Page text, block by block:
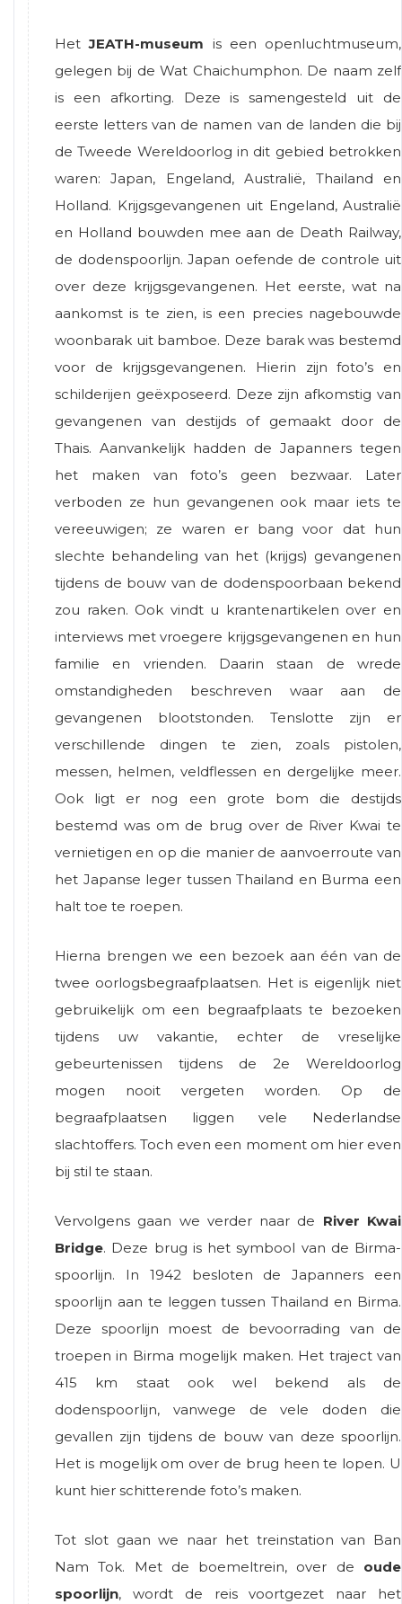
HetJEATH-museum is een openluchtmuseum,
gelegen bij de Wat Chaichumphon. De naam zelf
is een afkorting. Deze is samengesteld uit de
eerste letters van de namen van de landen die bij
de Tweede Wereldoorlog in dit gebied betrokken
waren: Japan, Engeland, Australië, Thailand en
Holland. Krijgsgevangenen uit Engeland, Australië
en Holland bouwden mee aan de Death Railway,
de dodenspoorlijn. Japan oefende de controle uit
over deze krijgsgevangenen. Het eerste, wat na
aankomst is te zien, is een precies nagebouwde
woonbarak uit bamboe. Deze barak was bestemd
voor de krijgsgevangenen. Hierin zijn foto’s en
schilderijen geëxposeerd. Deze zijn afkomstig van
gevangenen van destijds of gemaakt door de
Thais. Aanvankelijk hadden de Japanners tegen
het maken van foto’s geen bezwaar. Later
verboden ze hun gevangenen ook maar iets te
vereeuwigen; ze waren er bang voor dat hun
slechte behandeling van het (krijgs) gevangenen
tijdens de bouw van de dodenspoorbaan bekend
zou raken. Ook vindt u krantenartikelen over en
interviews met vroegere krijgsgevangenen en hun
familie en vrienden. Daarin staan de wrede
omstandigheden beschreven waar aan de
gevangenen blootstonden. Tenslotte zijn er
verschillende dingen te zien, zoals pistolen,
messen, helmen, veldflessen en dergelijke meer.
Ook ligt er nog een grote bom die destijds
bestemd was om de brug over de River Kwai te
vernietigen en op die manier de aanvoerroute van
het Japanse leger tussen Thailand en Burma een
halt toe te roepen.
Hierna brengen we een bezoek aan één van de
twee oorlogsbegraafplaatsen. Het is eigenlijk niet
gebruikelijk om een begraafplaats te bezoeken
tijdens uw vakantie, echter de vreselijke
gebeurtenissen tijdens de 2e Wereldoorlog
mogen nooit vergeten worden. Op de
begraafplaatsen liggen vele Nederlandse
slachtoffers. Toch even een moment om hier even
bij stil te staan.
Vervolgens gaan we verder naar de River Kwai
Bridge. Deze brug is het symbool van de Birma-
spoorlijn. In 1942 besloten de Japanners een
spoorlijn aan te leggen tussen Thailand en Birma.
Deze spoorlijn moest de bevoorrading van de
troepen in Birma mogelijk maken. Het traject van
415 km staat ook wel bekend als de
dodenspoorlijn, vanwege de vele doden die
gevallen zijn tijdens de bouw van deze spoorlijn.
Het is mogelijk om over de brug heen te lopen. U
kunt hier schitterende foto’s maken.
Tot slot gaan we naar het treinstation van Ban
Nam Tok. Met de boemeltrein, over de oude
spoorlijn, wordt de reis voortgezet naar het